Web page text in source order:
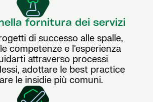
fornitura dei servizi
di successo alle spalle,
competenze e l'esperienza
attraverso processi
adottare le best practice
le insidie più comuni.